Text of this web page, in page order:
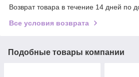
Возврат товара в течение 14 дней по
Все условия возврата
Подобные товары компании